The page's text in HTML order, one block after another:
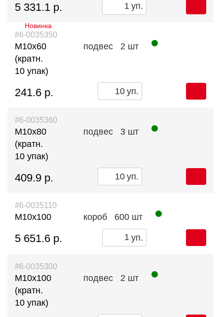
5 331.1 р. уп.
#6-0035350
Новинка
М10х60
(кратн.
10 упак)
подвес 2 шт
241.6 р. уп.
#6-0035360
М10х80
(кратн.
10 упак)
подвес 3 шт
409.9 р. уп.
#6-0035110
М10х100 короб 600 шт
5 651.6 р. уп.
#6-0035300
М10х100
(кратн.
10 упак)
подвес 2 шт